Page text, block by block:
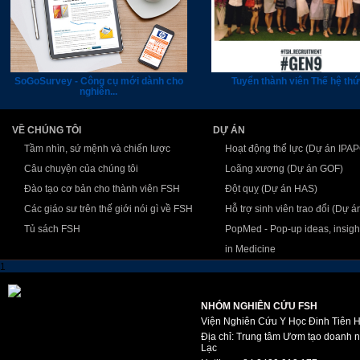
SoGoSurvey - Công cụ mới dành cho
nghiên...
Tuyển thành viên Thế hệ
VỀ CHÚNG TÔI
Tầm nhìn, sứ mệnh và chiến lược
Câu chuyện của chúng tôi
Đào tạo cơ bản cho thành viên FSH
Các giáo sư trên thế giới nói gì về FSH
Tủ sách FSH
DỰ ÁN
Hoạt động thể lực (Dự án
Loãng xương (Dự án GOF)
Đột quỵ (Dự án HAS)
Hỗ trợ sinh viên trao đổi (Dự
PopMed - Pop-up ideas,
in Medicine
1
NHÓM NGHIÊN CỨU FSH
Viện Nghiên Cứu Y Học Đinh Tiên
Địa chỉ: Trung tâm Ươm tạo doanh
Lạc